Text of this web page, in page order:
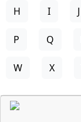
H I J
P Q
W X